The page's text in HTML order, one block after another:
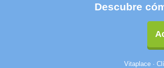
Descubre
Vitaplace ·